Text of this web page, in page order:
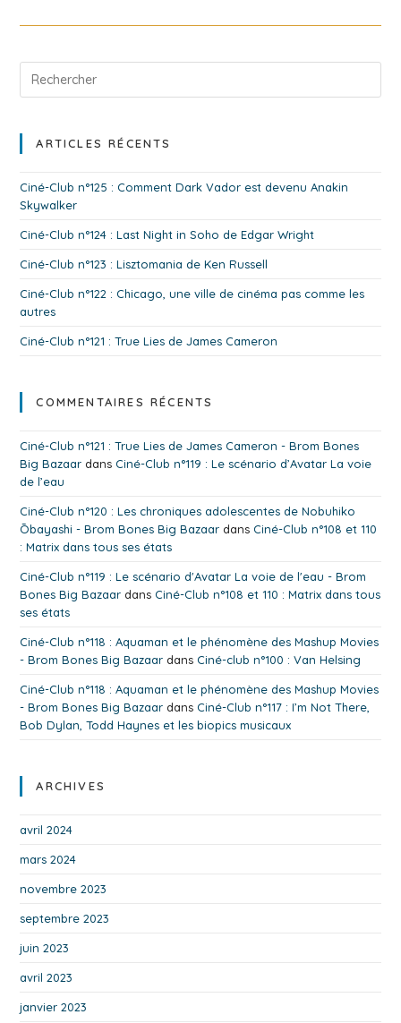
ARTICLES RÉCENTS
Ciné-Club n°125 : Comment Dark Vador est devenu Anakin
Skywalker
Ciné-Club n°124 : Last Night in Soho de Edgar Wright
Ciné-Club n°123 : Lisztomania de Ken Russell
Ciné-Club n°122 : Chicago, une ville de cinéma pas comme les
autres
Ciné-Club n°121 : True Lies de James Cameron
COMMENTAIRES RÉCENTS
Ciné-Club n°121 : True Lies de James Cameron - Brom Bones
Big Bazaar dans Ciné-Club n°119 : Le scénario d’Avatar La voie
de l’eau
Ciné-Club n°120 : Les chroniques adolescentes de Nobuhiko
Ōbayashi - Brom Bones Big Bazaar dans Ciné-Club n°108 et 110
: Matrix dans tous ses états
Ciné-Club n°119 : Le scénario d'Avatar La voie de l'eau - Brom
Bones Big Bazaar dans Ciné-Club n°108 et 110 : Matrix dans tous
ses états
Ciné-Club n°118 : Aquaman et le phénomène des Mashup Movies
- Brom Bones Big Bazaar dans Ciné-club n°100 : Van Helsing
Ciné-Club n°118 : Aquaman et le phénomène des Mashup Movies
- Brom Bones Big Bazaar dans Ciné-Club n°117 : I’m Not There,
Bob Dylan, Todd Haynes et les biopics musicaux
ARCHIVES
avril 2024
mars 2024
novembre 2023
septembre 2023
juin 2023
avril 2023
janvier 2023